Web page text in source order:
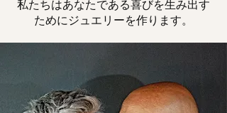
私たちはあなたである喜びを生み出す
ためにジュエリーを作ります。